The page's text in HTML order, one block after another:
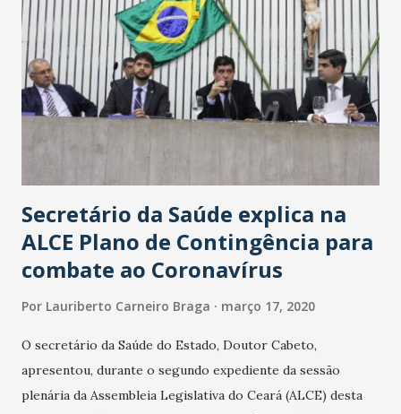
Secretário da Saúde explica na
ALCE Plano de Contingência para
combate ao Coronavírus
Por Lauriberto Carneiro Braga março 17, 2020
O secretário da Saúde do Estado, Doutor Cabeto,
apresentou, durante o segundo expediente da sessão
plenária da Assembleia Legislativa do Ceará (ALCE) desta